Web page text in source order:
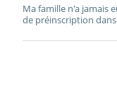
Ma famille n'a jamais
de préinscription